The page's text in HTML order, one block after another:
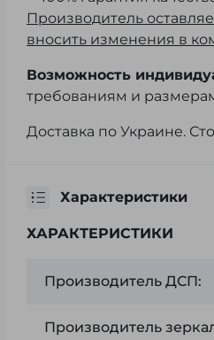
Производитель
вносить изменения в
Возможность
требованиям и
Доставка по Украине.
Характеристики
ХАРАКТЕРИСТИКИ
Производитель ДСП:
Производитель